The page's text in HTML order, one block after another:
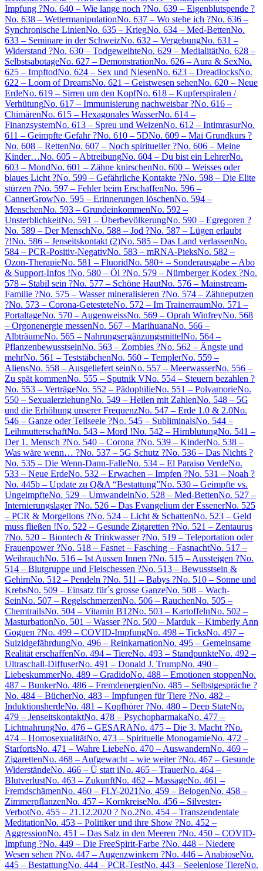
Impfung ?No. 640 – Wie lange noch ?No. 639 – Eigenblutspende ?
No. 638 – WettermanipulationNo. 637 – Wo stehe ich ?No. 636 –
Synchronische LinienNo. 635 – KriegNo. 634 – Med-BettenNo.
633 – Seminare in der SchweizNo. 632 – VergebungNo. 631 –
Widerstand ?No. 630 – TodgeweihteNo. 629 – MedialitätNo. 628 –
SelbstsabotageNo. 627 – DemonstrationNo. 626 – Aura & SexNo.
625 – ImpftodNo. 624 – Sex und NiesenNo. 623 – DreadlocksNo.
622 – Loom of DreamsNo. 621 – Geistwesen sehenNo. 620 – Neue
ErdeNo. 619 – Sirren um den KopfNo. 618 – Kupferspiralen /
VerhütungNo. 617 – Immunisierung nachweisbar ?No. 616 –
ChimärenNo. 615 – Hexagonales WasserNo. 614 –
FinanzsystemNo. 613 – Spreu und WeizenNo. 612 – IntimrasurNo.
611 – Geimpfte Gefahr ?No. 610 – 5DNo. 609 – Mai Grundkurs ?
No. 608 – RettenNo. 607 – Noch spiritueller ?No. 606 – Meine
Kinder…No. 605 – AbtreibungNo. 604 – Du bist ein LehrerNo.
603 – MondNo. 601 – Zähne knirschenNo. 600 – Weisses oder
blaues Licht ?No. 599 – Gefährliche Kontakte ?No. 598 – Die Elite
stürzen ?No. 597 – Fehler beim ErschaffenNo. 596 –
CannerGrowNo. 595 – Erinnerungen löschenNo. 594 –
MenschenNo. 593 – GrundeinkommenNo. 592 –
UnsterblichkeitNo. 591 – ÜberbevölkerungNo. 590 – Egregoren ?
No. 589 – Der MenschNo. 588 – Jod ?No. 587 – Lügen erlaubt
?!No. 586 – Jenseitskontakt (2)No. 585 – Das Land verlassenNo.
584 – PCR-Positiv-NegativNo. 583 – mRNA-PieksNo. 582 –
Ozon-TherapieNo. 581 – FluoridNo. 580+ – Sonderausgabe – Abo
& Support-Infos !No. 580 – Öl ?No. 579 – Nürnberger Kodex ?No.
578 – Stabil sein ?No. 577 – Schöne HautNo. 576 – Mainstream-
Familie ?No. 575 – Wasser mineralisieren ?No. 574 – Zähneputzen
?No. 573 – Corona-GetesteteNo. 572 – Im TrainerraumNo. 571 –
PortaltageNo. 570 – AugenweissNo. 569 – Oprah WinfreyNo. 568
– Orgonenergie messenNo. 567 – MarihuanaNo. 566 –
AlbträumeNo. 565 – NahrungsergänzungsmittelNo. 564 –
PflanzenbewusstseinNo. 563 – Zombies ?No. 562 – Ängste und
mehrNo. 561 – TeststäbchenNo. 560 – TemplerNo. 559 –
AliensNo. 558 – Ausgeliefert seinNo. 557 – MeerwasserNo. 556 –
Zu spät kommenNo. 555 – Sputnik VNo. 554 – Steuern bezahlen ?
No. 553 – VerträgeNo. 552 – PädophilieNo. 551 – PolyamorieNo.
550 – SexualerziehungNo. 549 – Heilen mit ZahlenNo. 548 – 5G
und die Erhöhung unserer FrequenzNo. 547 – Erde 1.0 & 2.0No.
546 – Ganze oder Teilseele ?No. 545 – SubliminalsNo. 544 –
LeihmutterschaftNo. 543 – Mord !No. 542 – HirnblutungNo. 541 –
Der 1. Mensch ?No. 540 – Corona ?No. 539 – KinderNo. 538 –
Was wäre wenn… ?No. 537 – 5G Schutz ?No. 536 – Das Nichts ?
No. 535 – Die Wenn-Dann-FalleNo. 534 – El Paraiso VerdeNo.
533 – Neue ErdeNo. 532 – Erwachen – Impfen ?No. 531 – Noah ?
No. 445b – Update zu Q&A “Bestattung”No. 530 – Geimpfte vs.
UngeimpfteNo. 529 – UmwandelnNo. 528 – Med-BettenNo. 527 –
Internierungslager ?No. 526 – Das Evangelium der EssenerNo. 525
– PCR & Morgellons ?No. 524 – Licht & SchattenNo. 523 – Geld
muss fließen !No. 522 – Gesunde Zigaretten ?No. 521 – Zentaurus
?No. 520 – Biontech & Trinkwasser ?No. 519 – Teleportation oder
Frauenpower ?No. 518 – Fasnet – Fasching – FasnachtNo. 517 –
WeihrauchNo. 516 – Ist Aussen Innen ?No. 515 – Aussteigen ?No.
514 – Blutgruppe und Fleischessen ?No. 513 – Bewusstsein &
GehirnNo. 512 – Pendeln ?No. 511 – Babys ?No. 510 – Sonne und
KrebsNo. 509 – Einsatz für´s grosse GanzeNo. 508 – Wach-
SeinNo. 507 – RegelschmerzenNo. 506 – RauchenNo. 505 –
ChemtrailsNo. 504 – Vitamin B12No. 503 – KartoffelnNo. 502 –
MasturbationNo. 501 – Wasser ?No. 500 – Marduk – Kimberly Ann
Goguen ?No. 499 – COVID-ImpfungNo. 498 – TicksNo. 497 –
SuizidgefährdungNo. 496 – ReinkarnationNo. 495 – Gemeinsame
Realität erschaffenNo. 494 – TiereNo. 493 – StandpunkteNo. 492 –
Ultraschall-DiffuserNo. 491 – Donald J. TrumpNo. 490 –
LiebeskummerNo. 489 – GradidoNo. 488 – Emotionen stoppenNo.
487 – BunkerNo. 486 – FremdenergienNo. 485 – Selbstgespräche ?
No. 484 – BücherNo. 483 – Impfungen für Tiere ?No. 482 –
InduktionsherdeNo. 481 – Kopfhörer ?No. 480 – Deep StateNo.
479 – JenseitskontaktNo. 478 – PsychopharmakaNo. 477 –
LichtnahrungNo. 476 – GESARANo. 475 – Die 3. Macht ?No.
474 – HomosexualitätNo. 473 – Spirituelle MonogamieNo. 472 –
StarfortsNo. 471 – Wahre LiebeNo. 470 – AuswandernNo. 469 –
ZigarettenNo. 468 – Aufgewacht – wie weiter ?No. 467 – Gesunde
WiderständeNo. 466 – Ü statt iNo. 465 – TrauerNo. 464 –
BlutverlustNo. 463 – ZukunftNo. 462 – MassageNo. 461 –
FremdschämenNo. 460 – FLY-2021No. 459 – BelogenNo. 458 –
ZimmerpflanzenNo. 457 – KornkreiseNo. 456 – Silvester-
VerbotNo. 455 – 21.12.2020 ? No.2No. 454 – Transzendentale
MeditationNo. 453 – Politiker und ihre Show ?No. 452 –
AggressionNo. 451 – Das Salz in den Meeren ?No. 450 – COVID-
Impfung ?No. 449 – Die FreeSpirit-Farbe ?No. 448 – Niedere
Wesen sehen ?No. 447 – Augenzwinkern ?No. 446 – AnabioseNo.
445 – BestattungNo. 444 – PCR-TestNo. 443 – Seelenlose TiereNo.